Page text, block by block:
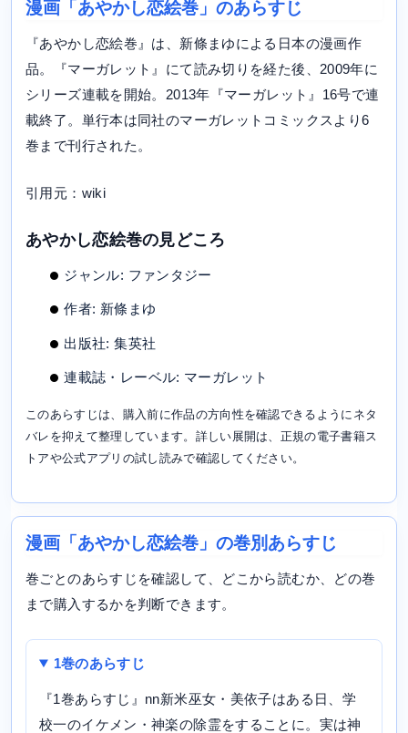
漫画「あやかし恋絵巻」のあらすじ
『あやかし恋絵巻』は、新條まゆによる日本の漫画作
品。『マーガレット』にて読み切りを経た後、2009年に
シリーズ連載を開始。2013年『マーガレット』16号で連
載終了。単行本は同社のマーガレットコミックスより6
巻まで刊行された。
引用元：wiki
あやかし恋絵巻の見どころ
ジャンル: ファンタジー
作者: 新條まゆ
出版社: 集英社
連載誌・レーベル: マーガレット
このあらすじは、購入前に作品の方向性を確認できるようにネタ
バレを抑えて整理しています。詳しい展開は、正規の電子書籍ス
トアや公式アプリの試し読みで確認してください。
漫画「あやかし恋絵巻」の巻別あらすじ
巻ごとのあらすじを確認して、どこから読むか、どの巻
まで購入するかを判断できます。
1巻のあらすじ
『1巻あらすじ』nn新米巫女・美依子はある日、学
校一のイケメン・神楽の除霊をすることに。実は神